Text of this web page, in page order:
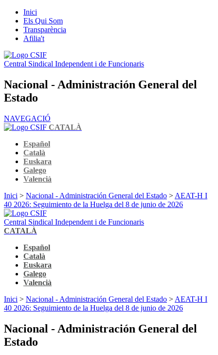
Inici
Els Qui Som
Transparència
Afilia't
Central Sindical Independent i de Funcionaris
Nacional - Administración General del
Estado
NAVEGACIÓ
CATALÀ
Español
Català
Euskara
Galego
Valencià
Inici > Nacional - Administración General del Estado > AEAT-H I
40 2026: Seguimiento de la Huelga del 8 de junio de 2026
Central Sindical Independent i de Funcionaris
CATALÀ
Español
Català
Euskara
Galego
Valencià
Inici > Nacional - Administración General del Estado > AEAT-H I
40 2026: Seguimiento de la Huelga del 8 de junio de 2026
Nacional - Administración General del
Estado